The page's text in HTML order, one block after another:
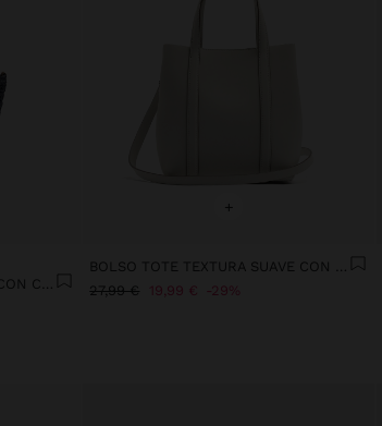
+
27,99 € 19,99 € 29%